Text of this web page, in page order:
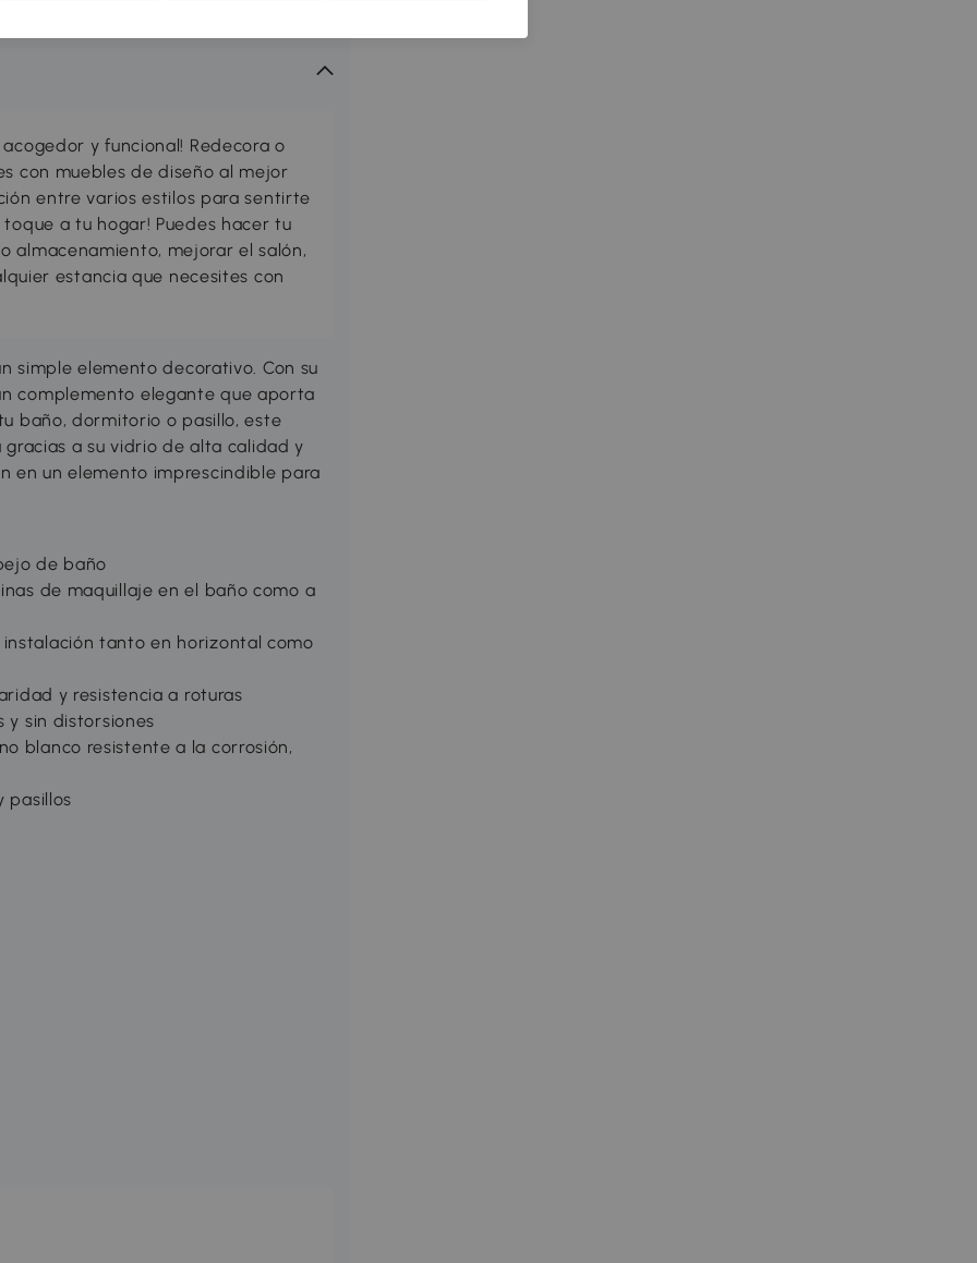
y funcional! Redecora o
con muebles de diseño al mejor
entre varios estilos para sentirte
a tu hogar! Puedes hacer tu
almacenamiento, mejorar el salón,
estancia que necesites con
simple elemento decorativo. Con su
complemento elegante que aporta
baño, dormitorio o pasillo, este
a su vidrio de alta calidad y
en un elemento imprescindible para
de baño
de maquillaje en el baño como a
tanto en horizontal como
y resistencia a roturas
y sin distorsiones
blanco resistente a la corrosión,
pasillos